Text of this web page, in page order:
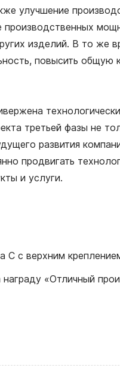
улучшение
производственных
изделий. В то же
повысить
третьей фазы не
развития
продвигать
и услуги.
C с верхним
«Отличный